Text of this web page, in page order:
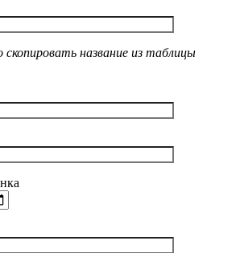
название из таблицы